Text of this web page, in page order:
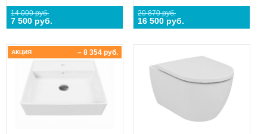
14 000 руб.
7 500 руб.
20 870 руб.
16 500 руб.
– 8 354 руб.
АКЦИЯ